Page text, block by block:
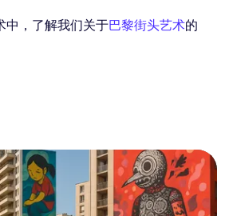
中，了解我们关于巴黎街头艺术的